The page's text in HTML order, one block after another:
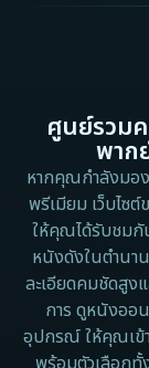
ศูนย์รวม
พาก
หากคุณกำลังมอ
พรีเมียม เว็บไซ
ให้คุณได้รับชมกั
หนังดังในตำนา
ละเอียดคมชัดสูง
การ ดูหนังออ
อุปกรณ์ ให้คุณเข้